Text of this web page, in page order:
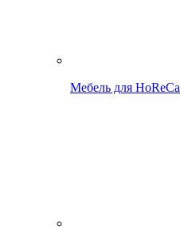
Мебель для HoReCa